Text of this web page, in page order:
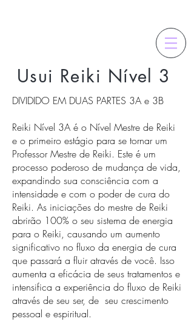
Usui Reiki Nível 3
DIVIDIDO EM DUAS PARTES 3A e 3B
Reiki Nível 3A é o Nível Mestre de Reiki
e o primeiro estágio para se tornar um
Professor Mestre de Reiki. Este é um
processo poderoso de mudança de vida,
expandindo sua consciência com a
intensidade e com o poder de cura do
Reiki. As iniciações do mestre de Reiki
abrirão 100% o seu sistema de energia
para o Reiki, causando um aumento
significativo no fluxo da energia de cura
que passará a fluir através de você. Isso
aumenta a eficácia de seus tratamentos e
intensifica a experiência do fluxo de Reiki
através de seu ser, de seu crescimento
pessoal e espiritual.